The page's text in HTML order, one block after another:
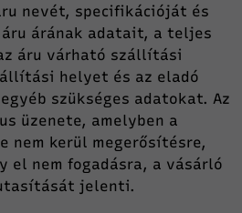
nevét, specifikációját és
áru árának adatait, a teljes
áru várható szállítási
helyet és az eladó
szükséges adatokat. Az
üzenete, amelyben a
nem kerül megerősítésre,
el nem fogadásra, a vásárló
jelenti.